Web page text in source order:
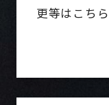
更等はこち